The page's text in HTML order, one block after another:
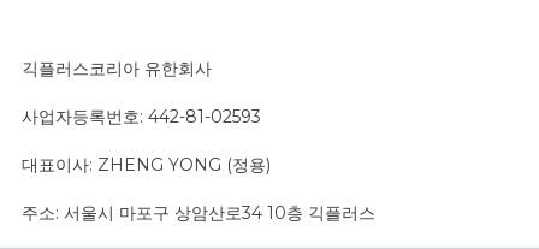
긱플러스코리아 유한회사
사업자등록번호: 442-81-02593
대표이사: ZHENG YONG (정용)
주소: 서울시 마포구 상암산로34 10층 긱플러스